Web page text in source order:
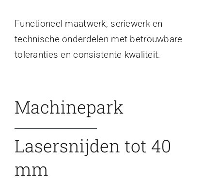
Functioneel maatwerk, seriewerk en
technische onderdelen met betrouwbare
toleranties en consistente kwaliteit.
Machinepark
Lasersnijden tot 40
mm